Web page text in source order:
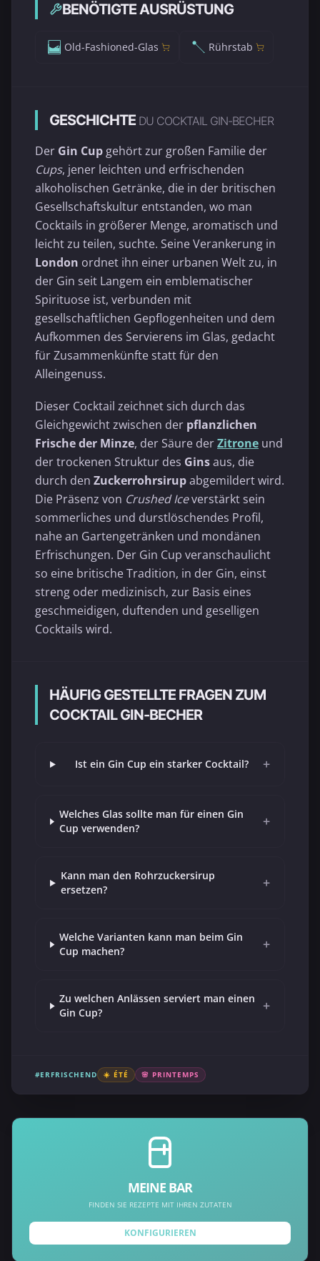
BENÖTIGTE AUSRÜSTUNG
Old-Fashioned-Glas Rührstab
GESCHICHTE DU COCKTAIL GIN-BECHER
Der Gin Cup gehört zur großen Familie der
Cups, jener leichten und erfrischenden
alkoholischen Getränke, die in der britischen
Gesellschaftskultur entstanden, wo man
Cocktails in größerer Menge, aromatisch und
leicht zu teilen, suchte. Seine Verankerung in
London ordnet ihn einer urbanen Welt zu, in
der Gin seit Langem ein emblematischer
Spirituose ist, verbunden mit
gesellschaftlichen Gepflogenheiten und dem
Aufkommen des Servierens im Glas, gedacht
für Zusammenkünfte statt für den
Alleingenuss.
Dieser Cocktail zeichnet sich durch das
Gleichgewicht zwischen der pflanzlichen
Frische der Minze, der Säure derZitrone und
der trockenen Struktur des Ginsaus, die
durch den Zuckerrohrsirupabgemildert wird.
Die Präsenz von Crushed Iceverstärkt sein
sommerliches und durstlöschendes Profil,
nahe an Gartengetränken und mondänen
Erfrischungen. Der Gin Cup veranschaulicht
so eine britische Tradition, in der Gin, einst
streng oder medizinisch, zur Basis eines
geschmeidigen, duftenden und geselligen
Cocktails wird.
HÄUFIG GESTELLTE FRAGEN ZUM
COCKTAIL GIN-BECHER
Ist ein Gin Cup ein starker Cocktail? +
Welches Glas sollte man für einen Gin
Cup verwenden?
+
Kann man den Rohrzuckersirup
ersetzen?
+
Welche Varianten kann man beim Gin
Cup machen?
+
Zu welchen Anlässen serviert man einen
Gin Cup?
+
#ERFRISCHEND ☀️ ÉTÉ 🌸 PRINTEMPS
MEINE BAR
FINDEN SIE REZEPTE MIT IHREN ZUTATEN
KONFIGURIEREN